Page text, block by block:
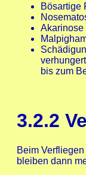
Bösartige
Akarinose
bis zum
3.2.2
Beim
bleiben dann